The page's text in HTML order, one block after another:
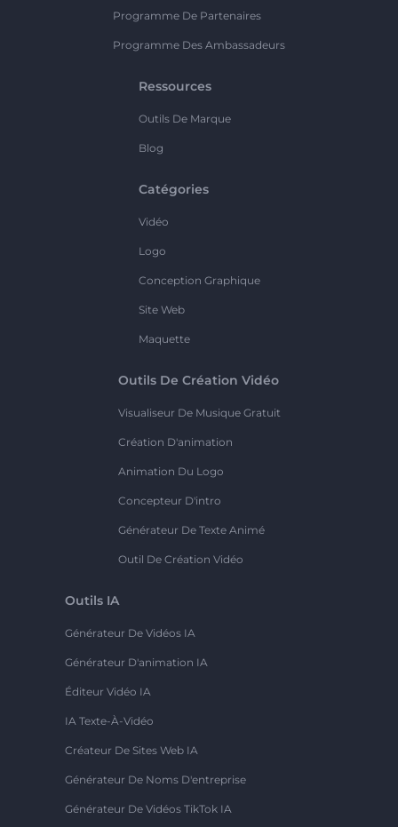
Programme De Partenaires
Programme Des Ambassadeurs
Ressources
Outils De Marque
Blog
Catégories
Vidéo
Logo
Conception Graphique
Site Web
Maquette
Outils De Création Vidéo
Visualiseur De Musique Gratuit
Création D'animation
Animation Du Logo
Concepteur D'intro
Générateur De Texte Animé
Outil De Création Vidéo
Outils IA
Générateur De Vidéos IA
Générateur D'animation IA
Éditeur Vidéo IA
IA Texte-À-Vidéo
Créateur De Sites Web IA
Générateur De Noms D'entreprise
Générateur De Vidéos TikTok IA